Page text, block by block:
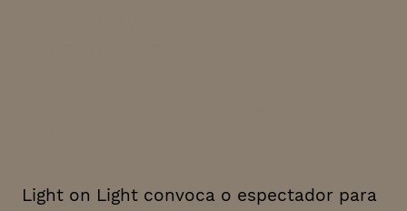
Light on Light convoca o espectador para